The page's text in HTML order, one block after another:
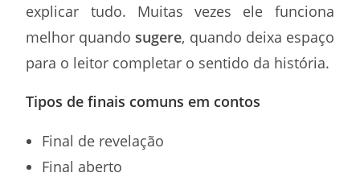
explicar tudo. Muitas vezes ele funciona
melhor quando sugere, quando deixa espaço
para o leitor completar o sentido da história.
Tipos de finais comuns em contos
Final de revelação
Final aberto